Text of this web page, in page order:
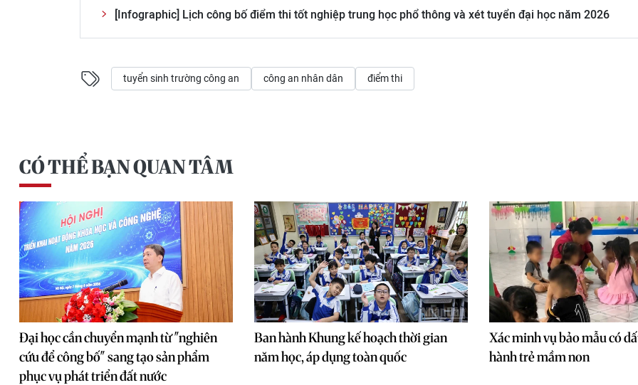
[Infographic] Lịch công bố điểm thi tốt nghiệp trung học phổ thông và xét tuyển đại học năm 2026
tuyển sinh trường công an công an nhân dân điểm thi
CÓ THỂ BẠN QUAN TÂM
Đại học cần chuyển mạnh từ "nghiên
cứu để công bố" sang tạo sản phẩm
phục vụ phát triển đất nước
Ban hành Khung kế hoạch thời gian
năm học, áp dụng toàn quốc
Xác minh vụ bảo mẫu có
hành trẻ mầm non